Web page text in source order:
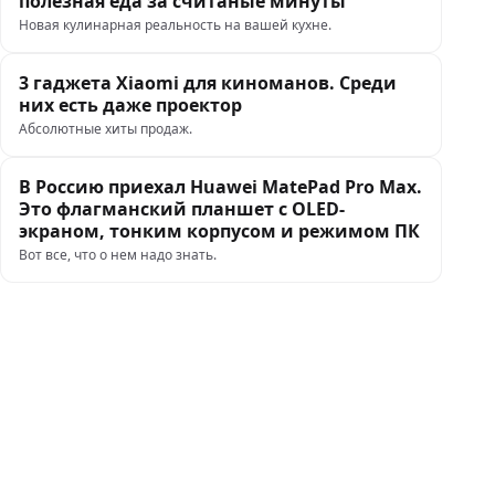
Новая кулинарная реальность на вашей кухне.
3 гаджета Xiaomi для киноманов. Среди
них есть даже проектор
Абсолютные хиты продаж.
В Россию приехал Huawei MatePad Pro Max.
Это флагманский планшет с OLED-
экраном, тонким корпусом и режимом ПК
Вот все, что о нем надо знать.